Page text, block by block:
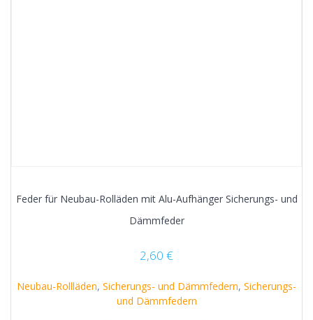
Feder für Neubau-Rolläden mit Alu-Aufhänger Sicherungs- und
Dämmfeder
2,60 €
Neubau-Rollläden, Sicherungs- und Dämmfedern, Sicherungs-
und Dämmfedern